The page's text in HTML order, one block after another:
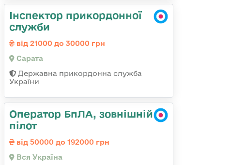
Інспектор прикордонної
служби
від 21000 до 30000 грн
Сарата
Державна прикордонна служба
України
Оператор БпЛА, зовнішній
пілот
від 50000 до 192000 грн
Вся Україна